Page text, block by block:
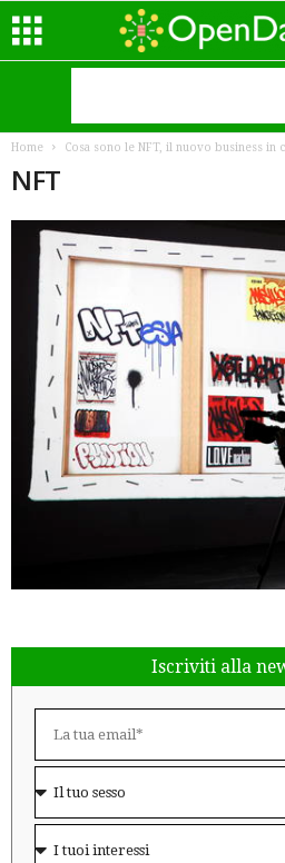
Home Cosa sono le NFT, il nuovo business in
NFT
Iscriviti alla